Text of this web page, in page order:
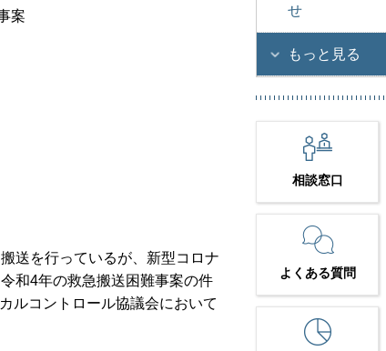
案
送を行っているが、新型コロナ
和4年の救急搬送困難事案の件
ルコントロール協議会において
せ
もっと見る
相談窓口
よくある質問